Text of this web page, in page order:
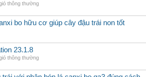
thông thường
bo hữu cơ giúp cây đậu trái non tốt
23.1.8
thông thường